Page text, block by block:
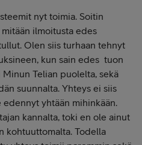
nyt toimia. Soitin
ilmoitusta edes
Olen siis turhaan tehnyt
kun sain edes tuon
Telian puolelta, sekä
suunnalta. Yhteys ei siis
edennyt yhtään mihinkään.
kannalta, toki en ole ainut
kohtuuttomalta. Todella